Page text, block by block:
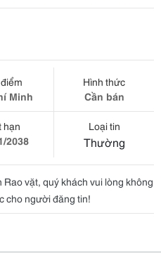
Minh
Hình thức
Cần bán
hạn
2038
Loại tin
Thường
vặt, quý khách vui lòng không
cho người đăng tin!